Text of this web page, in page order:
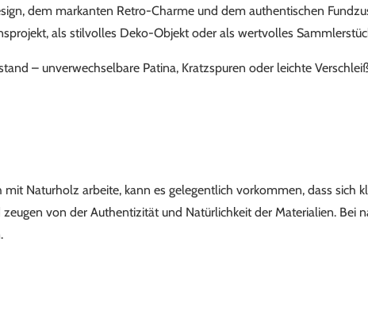
dem markanten Retro-Charme und dem authentischen
als stilvolles Deko-Objekt oder als wertvolles
– unverwechselbare Patina, Kratzspuren oder leichte
Naturholz arbeite, kann es gelegentlich vorkommen, dass sich
von der Authentizität und Natürlichkeit der Materialien. Bei